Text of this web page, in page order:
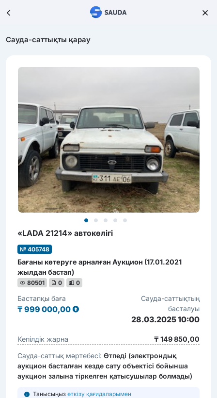
Сауда-саттықты қарау
«LADA 21214» автокөлігі
№ 405748
Бағаны көтеруге арналған Аукцион (17.01.2021
жылдан бастап)
80501 0 0
Бастапқы баға
₸ 999 000,00
Сауда-саттықтың
басталуы
28.03.2025 10:00
Кепілдік жарна
₸ 149 850,00
Сауда-саттық мәртебесі: Өтпеді (электрондық
аукцион басталған кезде сату объектісі бойынша
аукцион залына тіркелген қатысушылар болмады)
Танысыңыз өткізу қағидаларымен